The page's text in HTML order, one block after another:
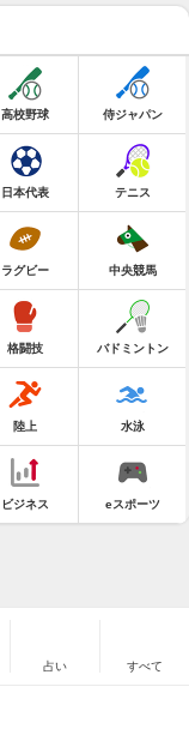
高校野球 侍ジャパン
日本代表 テニス
ラグビー 中央競馬
格闘技 バドミントン
陸上 水泳
ビジネス eスポーツ
占い すべて